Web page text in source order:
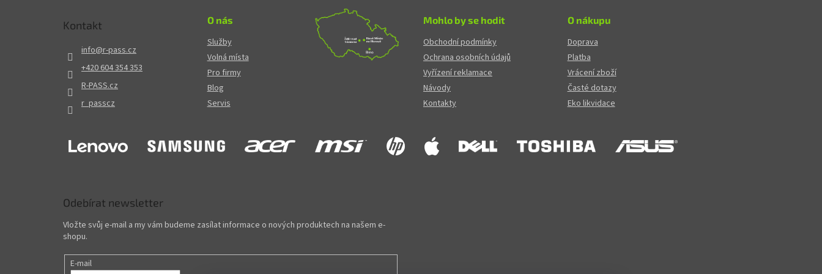
Kontakt
info@r-pass.cz
+420 604 354 353
R-PASS.cz
r_passcz
O nás
Služby
Volná místa
Pro firmy
Blog
Servis
Mohlo by se hodit
Obchodní podmínky
Ochrana osobních údajů
Vyřízení reklamace
Návody
Kontakty
O nákupu
Doprava
Platba
Vrácení zboží
Časté dotazy
Eko likvidace
Odebírat newsletter
Vložte svůj e-mail a my vám budeme zasílat informace o nových produktech na našem e-
shopu.
E-mail